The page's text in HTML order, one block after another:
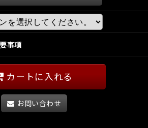
事項
カートに入れる
お問い合わせ